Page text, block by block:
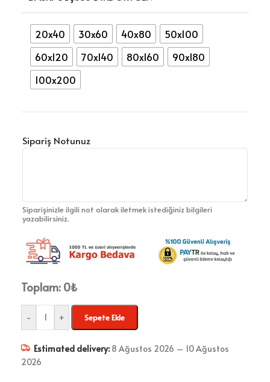
20x40 30x60 40x80
50x100
60x120
70x140 80x160
90x180
100x200
Sipariş Notunuz
Siparişinizle ilgili not olarak iletmek istediğiniz bilgileri
yazabilirsiniz.
Toplam: 0₺
- + Sepete Ekle
Estimated delivery: 8 Ağustos 2026 – 10 Ağustos
2026